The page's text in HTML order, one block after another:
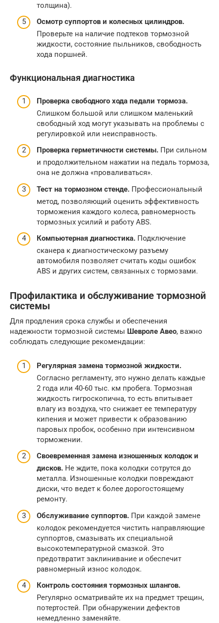
толщина).
Осмотр суппортов и колесных цилиндров.
Проверьте на наличие подтеков тормозной
жидкости, состояние пыльников, свободность
хода поршней.
Функциональная диагностика
Проверка свободного хода педали тормоза.
Слишком большой или слишком маленький
свободный ход могут указывать на проблемы с
регулировкой или неисправность.
Проверка герметичности системы. При сильном
и продолжительном нажатии на педаль тормоза,
она не должна «проваливаться».
Тест на тормозном стенде. Профессиональный
метод, позволяющий оценить эффективность
торможения каждого колеса, равномерность
тормозных усилий и работу ABS.
Компьютерная диагностика. Подключение
сканера к диагностическому разъему
автомобиля позволяет считать коды ошибок
ABS и других систем, связанных с тормозами.
Профилактика и обслуживание тормозной
системы
Для продления срока службы и обеспечения
надежности тормозной системы Шевроле Авео, важно
соблюдать следующие рекомендации:
Регулярная замена тормозной жидкости.
Согласно регламенту, это нужно делать каждые
2 года или 40-60 тыс. км пробега. Тормозная
жидкость гигроскопична, то есть впитывает
влагу из воздуха, что снижает ее температуру
кипения и может привести к образованию
паровых пробок, особенно при интенсивном
торможении.
Своевременная замена изношенных колодок и
дисков. Не ждите, пока колодки сотрутся до
металла. Изношенные колодки повреждают
диски, что ведет к более дорогостоящему
ремонту.
Обслуживание суппортов. При каждой замене
колодок рекомендуется чистить направляющие
суппортов, смазывать их специальной
высокотемпературной смазкой. Это
предотвратит заклинивание и обеспечит
равномерный износ колодок.
Контроль состояния тормозных шлангов.
Регулярно осматривайте их на предмет трещин,
потертостей. При обнаружении дефектов
немедленно заменяйте.